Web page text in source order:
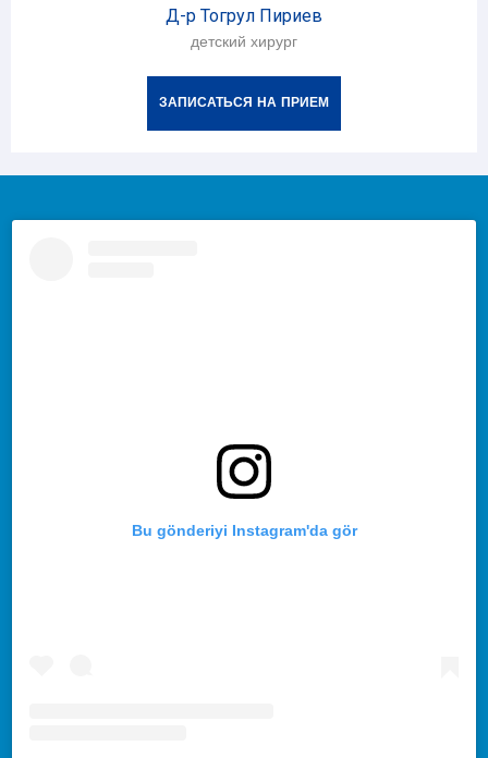
Д-р Тогрул Пириев
детский хирург
ЗАПИСАТЬСЯ НА ПРИЕМ
Bu gönderiyi Instagram'da gör